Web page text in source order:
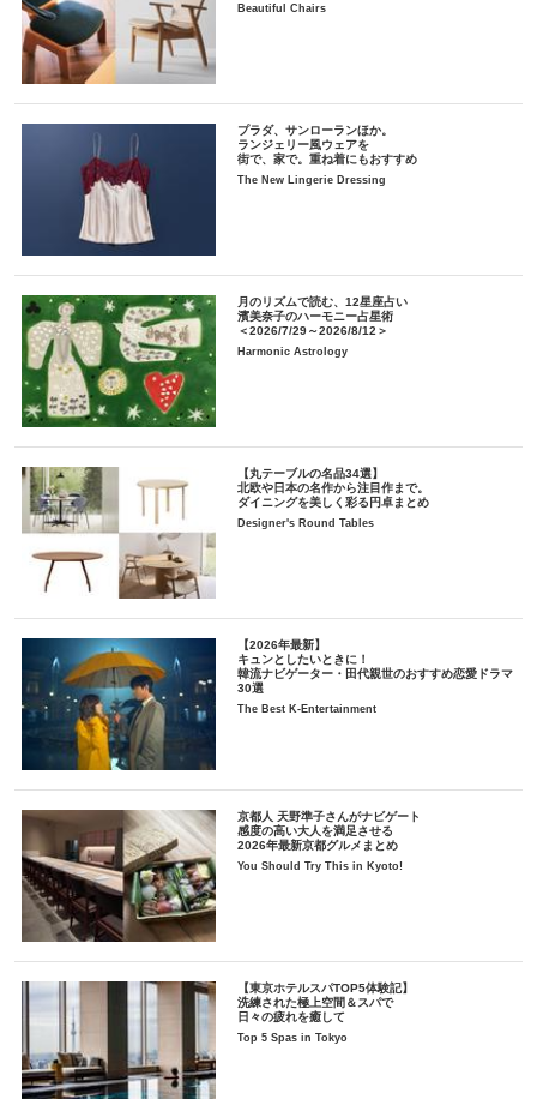
Beautiful Chairs
プラダ、サンローランほか。
ランジェリー風ウェアを
街で、家で。重ね着にもおすすめ
The New Lingerie Dressing
月のリズムで読む、12星座占い
濱美奈子のハーモニー占星術
＜2026/7/29～2026/8/12＞
Harmonic Astrology
【丸テーブルの名品34選】
北欧や日本の名作から注目作まで。
ダイニングを美しく彩る円卓まとめ
Designer's Round Tables
【2026年最新】
キュンとしたいときに！
韓流ナビゲーター・田代親世のおすすめ恋愛ドラマ
30選
The Best K-Entertainment
京都人 天野準子さんがナビゲート
感度の高い大人を満足させる
2026年最新京都グルメまとめ
You Should Try This in Kyoto!
【東京ホテルスパTOP5体験記】
洗練された極上空間＆スパで
日々の疲れを癒して
Top 5 Spas in Tokyo